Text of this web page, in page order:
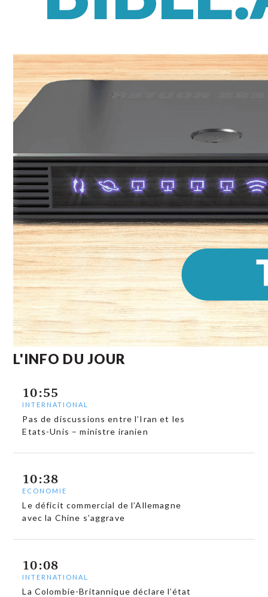
L'INFO DU JOUR
10:55
INTERNATIONAL
Pas de discussions entre l’Iran et les
Etats-Unis – ministre iranien
10:38
ECONOMIE
Le déficit commercial de l’Allemagne
avec la Chine s’aggrave
10:08
INTERNATIONAL
La Colombie-Britannique déclare l’état